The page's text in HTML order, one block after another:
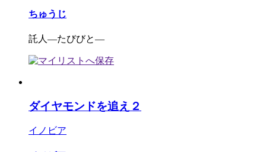
ちゅうじ
託人―たびびと―
ダイヤモンドを追え２
イノビア